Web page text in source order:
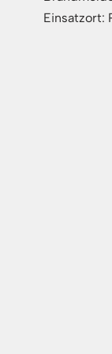
Einsatzort: